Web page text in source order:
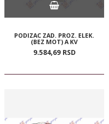
PODIZAC ZAD. PROZ. ELEK.
(BEZ MOT) A KV
9.584,69 RSD